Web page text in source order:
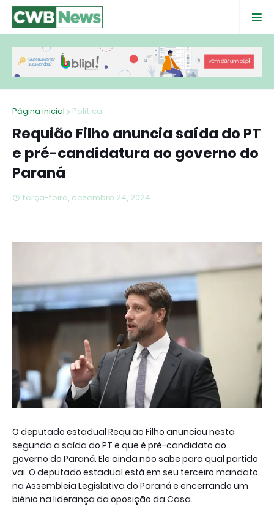
Página inicial Politica
Requião Filho anuncia saída do PT
e pré-candidatura ao governo do
Paraná
terça-feira, dezembro 24, 2024
O deputado estadual Requião Filho anunciou nesta
segunda a saída do PT e que é pré-candidato ao
governo do Paraná. Ele ainda não sabe para qual partido
vai. O deputado estadual está em seu terceiro mandato
na Assembleia Legislativa do Paraná e encerrando um
biênio na liderança da oposição da Casa.